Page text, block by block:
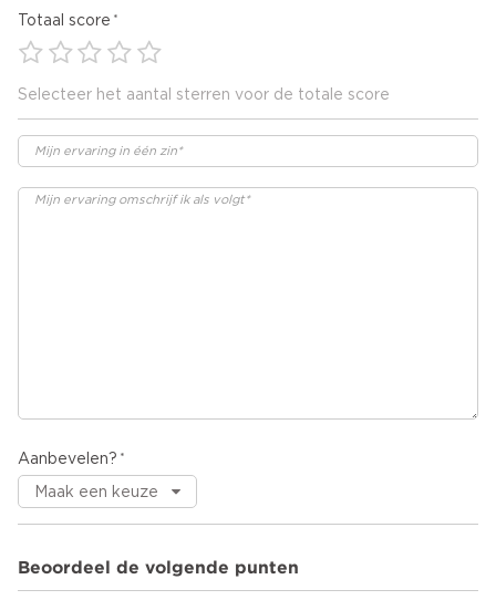
Totaal score
Selecteer het aantal sterren voor de totale score
Aanbevelen?
Beoordeel de volgende punten